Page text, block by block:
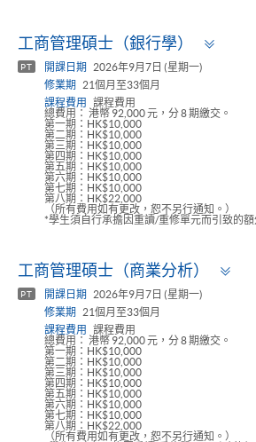
工商管理碩士（銀行學）
PT 開課日期
2026年9月7日 (星期一)
修業期
21個月至33個月
課程費用
課程費用
總費用： 港幣 92,000 元，分 8 期繳交。
第一期：HK$10,000
第二期：HK$10,000
第三期：HK$10,000
第四期：HK$10,000
第五期：HK$10,000
第六期：HK$10,000
第七期：HK$10,000
第八期：HK$22,000
（所有費用如有更改，恕不另行通知。）
*學生須自行承擔因重讀/重修單元而引致的額
工商管理碩士（商業分析）
PT 開課日期
2026年9月7日 (星期一)
修業期
21個月至33個月
課程費用
課程費用
總費用： 港幣 92,000 元，分 8 期繳交。
第一期：HK$10,000
第二期：HK$10,000
第三期：HK$10,000
第四期：HK$10,000
第五期：HK$10,000
第六期：HK$10,000
第七期：HK$10,000
第八期：HK$22,000
（所有費用如有更改，恕不另行通知。）